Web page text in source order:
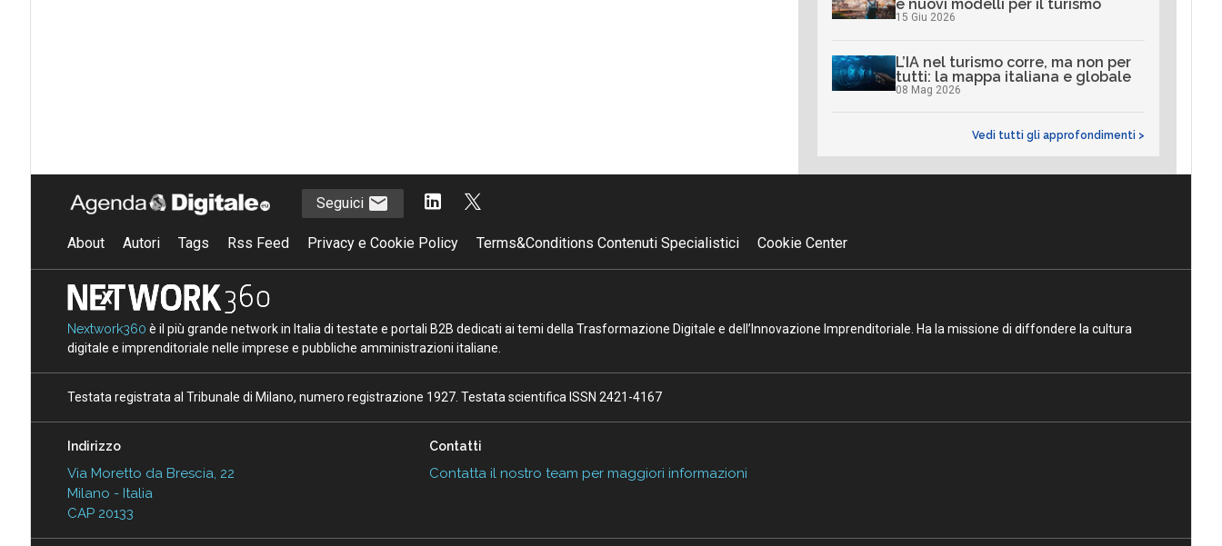
e nuovi modelli per il turismo
15 Giu 2026
L’IA nel turismo corre, ma non per
tutti: la mappa italiana e globale
08 Mag 2026
Vedi tutti gli approfondimenti >
Seguici
About Autori Tags Rss Feed Privacy e Cookie Policy Terms&Conditions Contenuti Specialistici Cookie Center
Nextwork360 è il più grande network in Italia di testate e portali B2B dedicati ai temi della Trasformazione Digitale e dell’Innovazione Imprenditoriale. Ha la missione di diffondere la cultura
digitale e imprenditoriale nelle imprese e pubbliche amministrazioni italiane.
Testata registrata al Tribunale di Milano, numero registrazione 1927. Testata scientifica ISSN 2421-4167
Indirizzo
Via Moretto da Brescia, 22
Milano - Italia
CAP 20133
Contatti
Contatta il nostro team per maggiori informazioni